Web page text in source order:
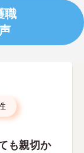
職
も親切か